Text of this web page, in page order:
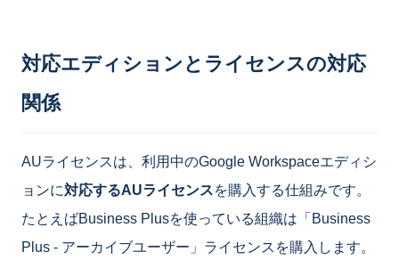
対応エディションとライセンスの対応
関係
AUライセンスは、利用中のGoogle Workspaceエディシ
ョンに対応するAUライセンスを購入する仕組みです。
たとえばBusiness Plusを使っている組織は「Business
Plus - アーカイブユーザー」ライセンスを購入します。